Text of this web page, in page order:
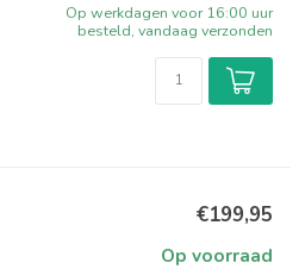
Op werkdagen voor 16:00 uur
besteld, vandaag verzonden
€199,95
Op voorraad